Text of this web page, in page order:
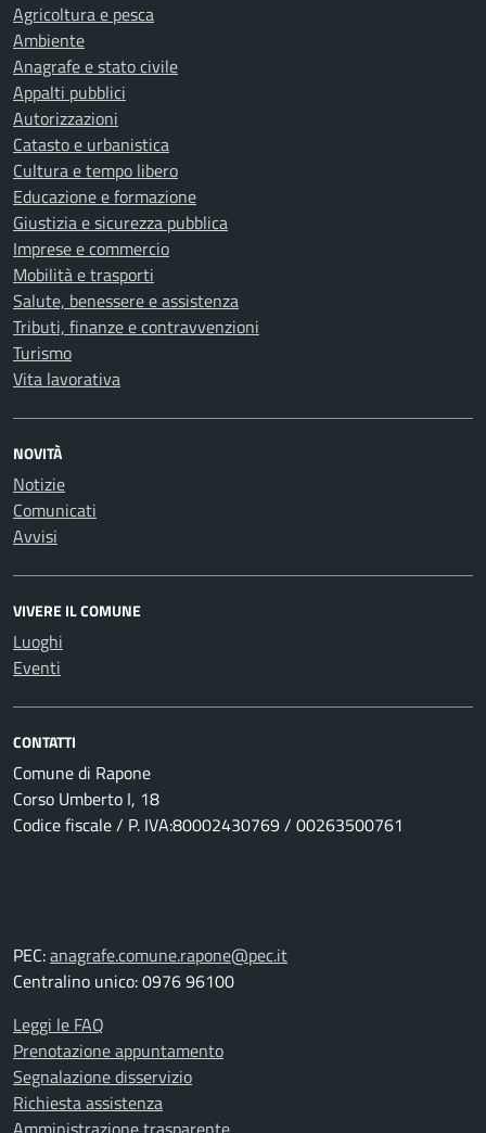
Agricoltura e pesca
Ambiente
Anagrafe e stato civile
Appalti pubblici
Autorizzazioni
Catasto e urbanistica
Cultura e tempo libero
Educazione e formazione
Giustizia e sicurezza pubblica
Imprese e commercio
Mobilità e trasporti
Salute, benessere e assistenza
Tributi, finanze e contravvenzioni
Turismo
Vita lavorativa
NOVITÀ
Notizie
Comunicati
Avvisi
VIVERE IL COMUNE
Luoghi
Eventi
CONTATTI
Comune di Rapone
Corso Umberto I, 18
Codice fiscale / P. IVA:80002430769 / 00263500761
PEC:anagrafe.comune.rapone@pec.it
Centralino unico: 0976 96100
Leggi le FAQ
Prenotazione appuntamento
Segnalazione disservizio
Richiesta assistenza